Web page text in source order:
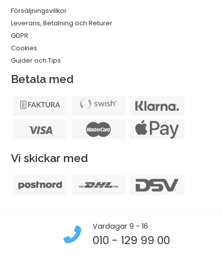
Försäljningsvillkor
Leverans, Betalning och Returer
GDPR
Cookies
Guider och Tips
Betala med
Vi skickar med
Vardagar 9 - 16
010 - 129 99 00